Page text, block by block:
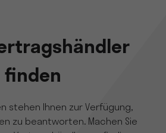
finden
stehen Ihnen zur Verfügung,
zu beantworten. Machen Sie